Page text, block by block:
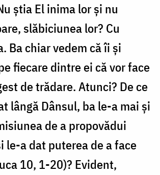
ştia El inima lor şi nu
slăbiciunea lor? Cu
Ba chiar vedem că îi şi
fiecare dintre ei că vor face
de trădare. Atunci? De ce
lângă Dânsul, ba le-a mai şi
de a propovădui
le-a dat puterea de a face
10, 1-20)? Evident,